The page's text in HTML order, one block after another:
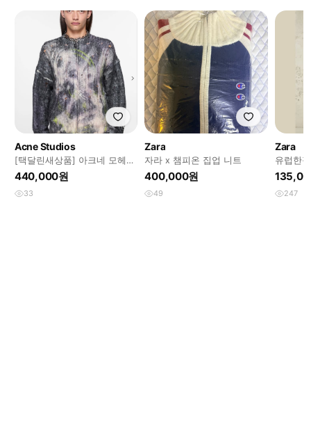
Acne Studios
[택달린새상품] 아크네 모헤어
니트
440,000원
33
Zara
자라 x 챔피온 집업 니트
400,000원
49
Zara
유럽한
웨터 리
srpls
247